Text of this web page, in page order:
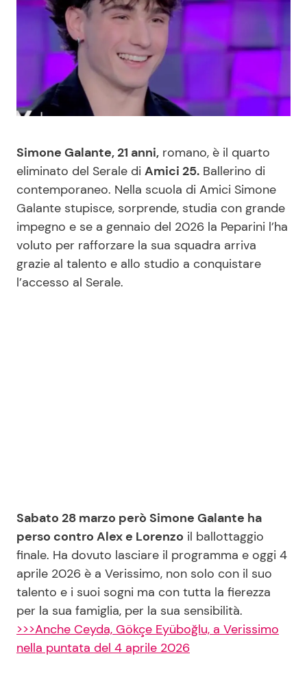
News Spettacolo
Benessere
Casa
Mondo Mamma
News benessere
Salute
Cucina e Ricette
Consigli di Cucina
Le Ricette in TV
Primi Piatti
Ricette Facili e Veloci
Redazione
Contattaci
Privacy Policy
Simone Galante, 21 anni, romano, è il quarto
eliminato del Serale di Amici 25. Ballerino di
contemporaneo. Nella scuola di Amici Simone
Galante stupisce, sorprende, studia con grande
impegno e se a gennaio del 2026 la Peparini l’ha
voluto per rafforzare la sua squadra arriva
grazie al talento e allo studio a conquistare
l’accesso al Serale.
Sabato 28 marzo però Simone Galante ha
perso contro Alex e Lorenzo il ballottaggio
finale. Ha dovuto lasciare il programma e oggi 4
aprile 2026 è a Verissimo, non solo con il suo
talento e i suoi sogni ma con tutta la fierezza
per la sua famiglia, per la sua sensibilità.
>>>Anche Ceyda, Gökçe Eyüboğlu, a Verissimo
nella puntata del 4 aprile 2026